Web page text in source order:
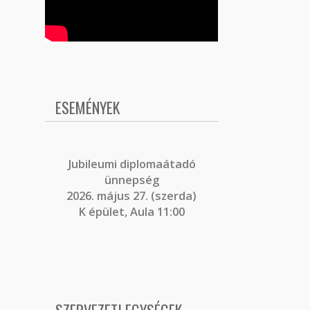
ESEMÉNYEK
Jubileumi diplomaátadó
ünnepség
2026. május 27. (szerda)
K épület, Aula 11:00